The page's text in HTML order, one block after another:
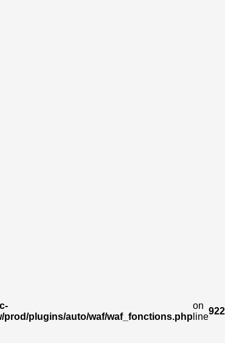
prod/plugins/auto/waf/waf_fonctions.php
on
line
922